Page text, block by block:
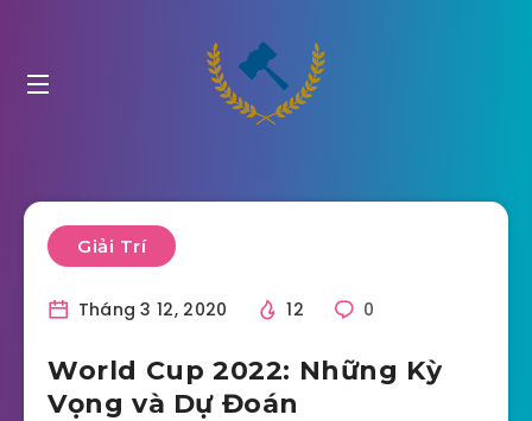
Giải Trí
Tháng 3 12, 2020 12 0
World Cup 2022: Những Kỳ
Vọng và Dự Đoán